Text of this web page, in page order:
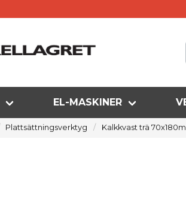
EL-MASKINER
Plattsättningsverktyg Kalkkvast trä